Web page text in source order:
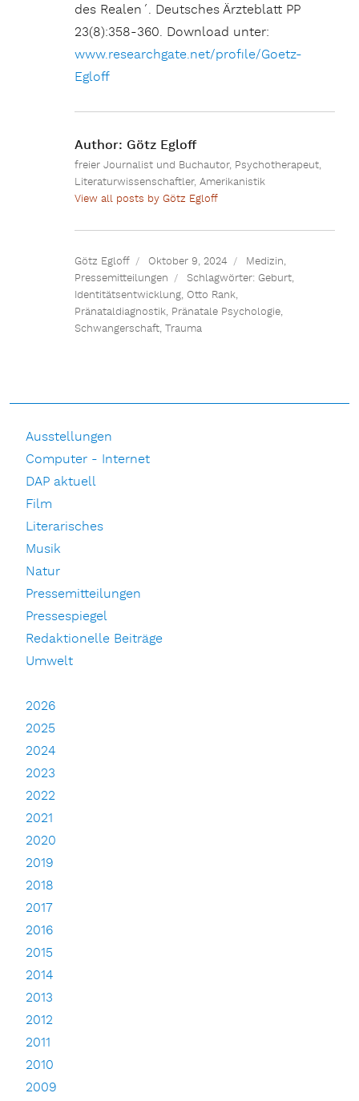
des Realen´. Deutsches Ärzteblatt PP
23(8):358-360. Download unter:
www.researchgate.net/profile/Goetz-
Egloff
Author: Götz Egloff
freier Journalist und Buchautor, Psychotherapeut,
Literaturwissenschaftler, Amerikanistik
View all posts by Götz Egloff
Götz Egloff Oktober 9, 2024 Medizin,
Pressemitteilungen
Schlagwörter: Geburt,
Identitätsentwicklung, Otto Rank,
Pränataldiagnostik, Pränatale Psychologie,
Schwangerschaft,Trauma
Ausstellungen
Computer - Internet
DAP aktuell
Film
Literarisches
Musik
Natur
Pressemitteilungen
Pressespiegel
Redaktionelle Beiträge
Umwelt
2026
2025
2024
2023
2022
2021
2020
2019
2018
2017
2016
2015
2014
2013
2012
2011
2010
2009